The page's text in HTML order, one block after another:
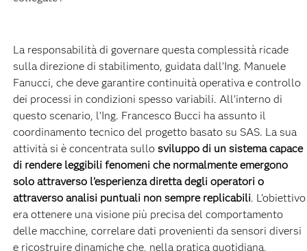
La responsabilità di governare questa complessità ricade
sulla direzione di stabilimento, guidata dall’Ing. Manuele
Fanucci, che deve garantire continuità operativa e controllo
dei processi in condizioni spesso variabili. All’interno di
questo scenario, l’Ing. Francesco Bucci ha assunto il
coordinamento tecnico del progetto basato su SAS. La sua
attività si è concentrata sullo sviluppo di un sistema capace
di rendere leggibili fenomeni che normalmente emergono
solo attraverso l’esperienza diretta degli operatori o
attraverso analisi puntuali non sempre replicabili. L’obiettivo
era ottenere una visione più precisa del comportamento
delle macchine, correlare dati provenienti da sensori diversi
e ricostruire dinamiche che, nella pratica quotidiana,